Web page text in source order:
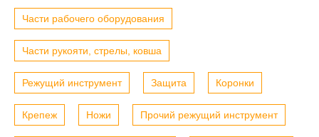
Части рабочего оборудования
Части рукояти, стрелы, ковша
Режущий инструмент Защита Коронки
Крепеж Ножи Прочий режущий инструмент